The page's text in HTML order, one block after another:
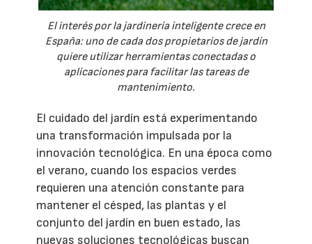
El interés por la jardinería inteligente crece en
España: uno de cada dos propietarios de jardín
quiere utilizar herramientas conectadas o
aplicaciones para facilitar las tareas de
mantenimiento.
El cuidado del jardín está experimentando
una transformación impulsada por la
innovación tecnológica. En una época como
el verano, cuando los espacios verdes
requieren una atención constante para
mantener el césped, las plantas y el
conjunto del jardín en buen estado, las
nuevas soluciones tecnológicas buscan